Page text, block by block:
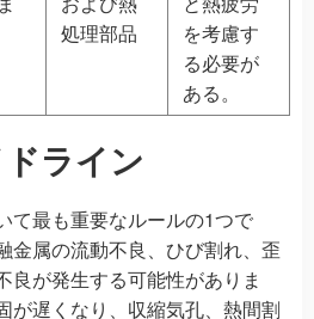
処理部品
を考慮す
る必要が
ある。
ライン
て最も重要なルールの1つで
金属の流動不良、ひび割れ、歪
良が発生する可能性がありま
が遅くなり、収縮気孔、熱間割